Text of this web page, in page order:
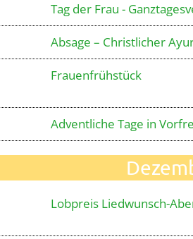
Tag der Frau -
Absage – Christlicher
Frauenfrühstück
Adventliche Tage in
Lobpreis Liedwunsch-